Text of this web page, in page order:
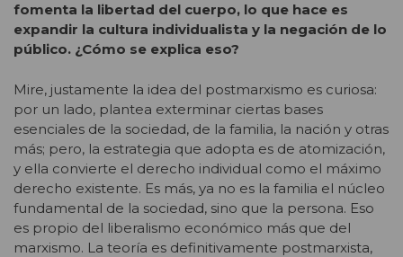
fomenta la libertad del cuerpo, lo que hace es
expandir la cultura individualista y la negación de lo
público. ¿Cómo se explica eso?
Mire, justamente la idea del postmarxismo es curiosa:
por un lado, plantea exterminar ciertas bases
esenciales de la sociedad, de la familia, la nación y otras
más; pero, la estrategia que adopta es de atomización,
y ella convierte el derecho individual como el máximo
derecho existente. Es más, ya no es la familia el núcleo
fundamental de la sociedad, sino que la persona. Eso
es propio del liberalismo económico más que del
marxismo. La teoría es definitivamente postmarxista,